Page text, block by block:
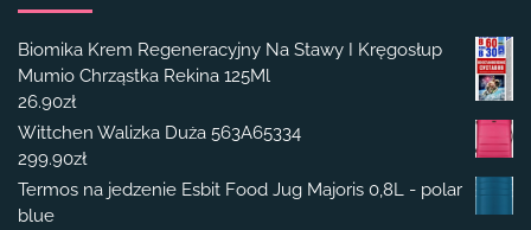
Biomika Krem Regeneracyjny Na Stawy I Kręgosłup
Mumio Chrząstka Rekina 125Ml
26.90zł
Wittchen Walizka Duża 563A65334
299.90zł
Termos na jedzenie Esbit Food Jug Majoris 0,8L - polar
blue